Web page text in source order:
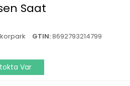
Saat
GTIN:8692793214799
Var